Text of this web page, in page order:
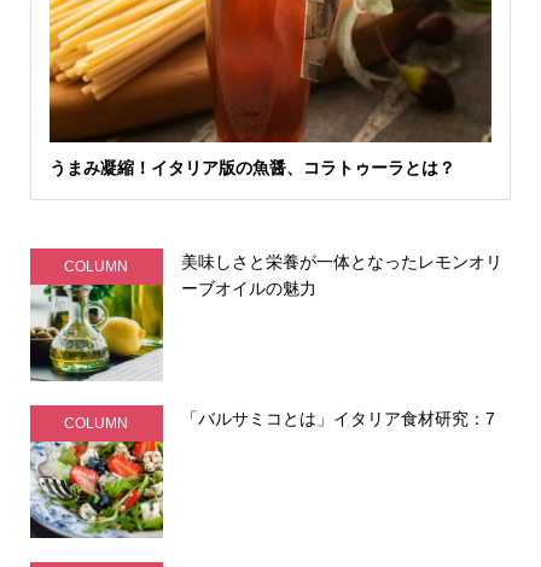
うまみ凝縮！イタリア版の魚醤、コラトゥーラとは？
COLUMN
美味しさと栄養が一体となったレモンオリ
ーブオイルの魅力
COLUMN 「バルサミコとは」イタリア食材研究：7